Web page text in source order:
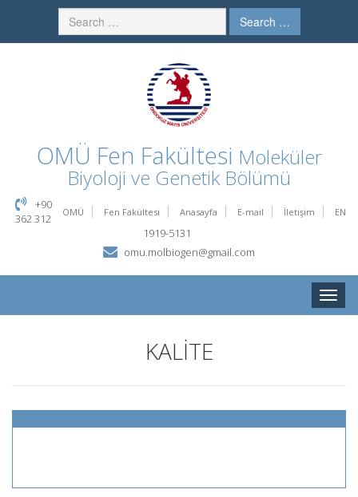
Search …
OMÜ Fen Fakültesi Moleküler
Biyoloji ve Genetik Bölümü
OMÜ Fen Fakültesi Anasayfa E-mail İletişim EN
+90
362 312
1919-5131
omu.molbiogen@gmail.com
Toggle
KALİTE